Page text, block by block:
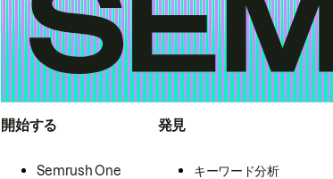
開始する
Semrush One
発見
キーワード分析